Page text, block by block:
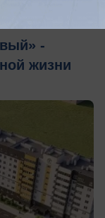
-
жизни